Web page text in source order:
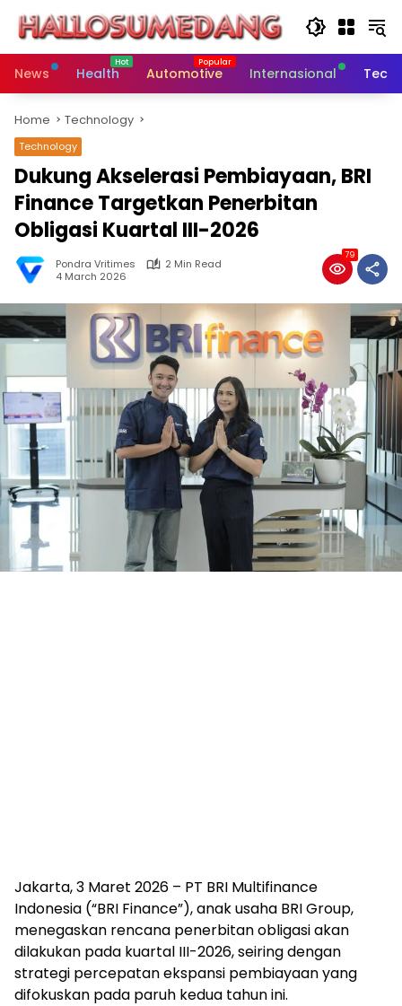
content
News
Health Automotive Internasional
Home Technology
Technology
Dukung Akselerasi Pembiayaan, BRI
Finance Targetkan Penerbitan
Obligasi Kuartal III-2026
Pondra Vritimes
2 Min Read
4 March 2026
79
Jakarta, 3 Maret 2026 – PT BRI Multifinance
Indonesia (“BRI Finance”), anak usaha BRI Group,
menegaskan rencana penerbitan obligasi akan
dilakukan pada kuartal III-2026, seiring dengan
strategi percepatan ekspansi pembiayaan yang
difokuskan pada paruh kedua tahun ini.